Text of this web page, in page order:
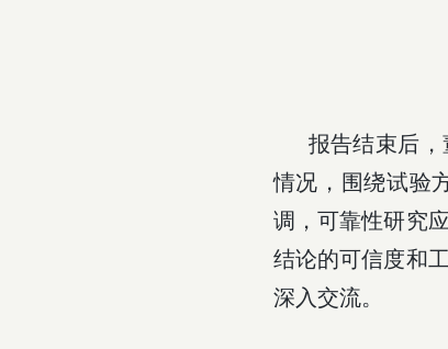
报告结束后
情况，围绕试验
调，可靠性研究
结论的可信度和
深入交流。